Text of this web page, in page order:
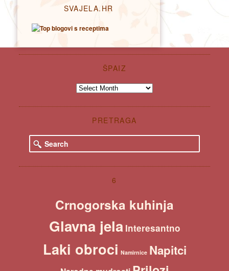
SVAJELA.HR
ŠPAIZ
Špaiz
PRETRAGA
e
r
6
Crnogorska kuhinja
Glavna jela Interesantno
Laki obroci Namirnice Napitci